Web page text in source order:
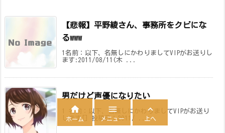
【悲報】平野綾さん、事務所をクビにな
るwww
1名前：以下、名無しにかわりましてVIPがお送りし
ます:2011/08/11(木 ...
男だけど声優になりたい
1 名前：以下、名無しにかわりましてVIPがお送り
します[] 投稿日：2011/ ...

ホーム

メニュー

上へ